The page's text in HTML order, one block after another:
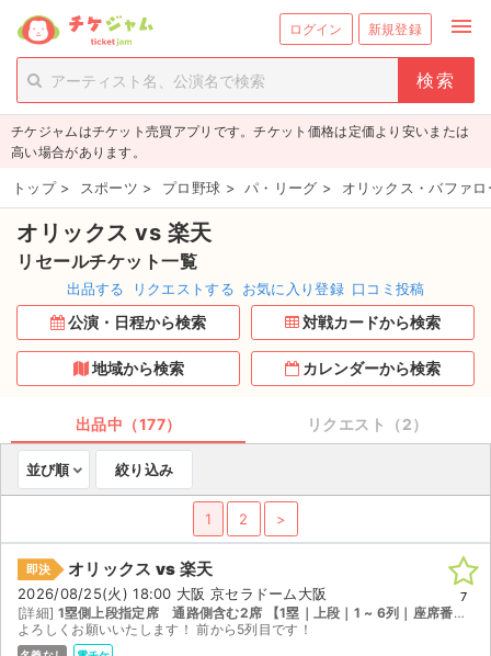
ログイン 新規登録 menu
person_add 新規会員登録
チケットを探す
新着チケット
値下げしたチケット
都道府県からチケットを探す
もうすぐ開催のチケット
チケットのリクエスト一覧
取扱チケット
ライブ・コンサート（国内）
ライブ・コンサート（海外）
イベント
スポーツ
チケジャムはチケット売買アプリです。チケット価格は定価より安いまたは
高い場合があります。
トップ > スポーツ > プロ野球 > パ・リーグ > オリックス・バファ
オリックス vs 楽天
リセールチケット一覧
出品する リクエストする お気に入り登録 口コミ投稿
公演・日程から検索 対戦カードから検索
地域から検索 カレンダーから検索
出品中（177） リクエスト（2）
並び順 絞り込み
1 2 >
即決 オリックス vs 楽天
2026/08/25(火) 18:00 大阪 京セラドーム大阪
[詳細] 1塁側上段指定席 通路側含む2席 【1塁｜上段｜1 ~ 6列｜座席番号361 ~ 380】
よろしくお願いいたします！ 前から5列目です！
7